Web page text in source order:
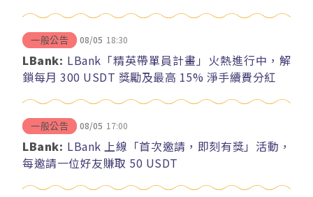
一般公告 08/05 18:30
LBank: LBank「精英帶單員計畫」火熱進行中，解
鎖每月 300 USDT 獎勵及最高 15% 淨手續費分紅
一般公告 08/05 17:00
LBank: LBank 上線「首次邀請，即刻有獎」活動，
每邀請一位好友賺取 50 USDT